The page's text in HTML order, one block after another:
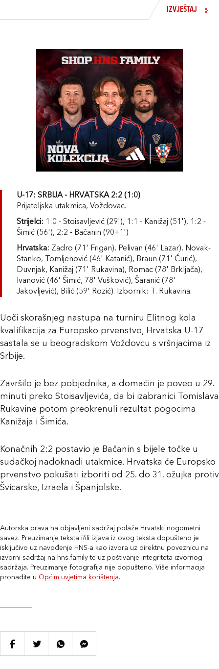
IZVJEŠTAJ
U-17: SRBIJA - HRVATSKA 2:2 (1:0)
Prijateljska utakmica, Voždovac.
Strijelci: 1:0 - Stoisavljević (29'), 1:1 - Kanižaj (51'), 1:2 -
Šimić (56'), 2:2 - Bačanin (90+1')
Hrvatska: Zadro (71' Frigan), Pelivan (46' Lazar), Novak-
Stanko, Tomljenović (46' Katanić), Braun (71' Ćurić),
Duvnjak, Kanižaj (71' Rukavina), Romac (78' Brkljača),
Ivanović (46' Šimić, 78' Vušković), Šaranić (78'
Jakovljević), Bilić (59' Rozić). Izbornik: T. Rukavina.
Uoči skorašnjeg nastupa na turniru Elitnog kola
kvalifikacija za Europsko prvenstvo, Hrvatska U-17
sastala se u beogradskom Voždovcu s vršnjacima iz
Srbije.
Završilo je bez pobjednika, a domaćin je poveo u 29.
minuti preko Stoisavljevića, da bi izabranici Tomislava
Rukavine potom preokrenuli rezultat pogocima
Kanižaja i Šimića.
Konačnih 2:2 postavio je Bačanin s bijele točke u
sudačkoj nadoknadi utakmice. Hrvatska će Europsko
prvenstvo pokušati izboriti od 25. do 31. ožujka protiv
Švicarske, Izraela i Španjolske.
Autorska prava na objavljeni sadržaj polaže Hrvatski nogometni
savez. Preuzimanje teksta i/ili izjava iz ovog teksta dopušteno je
isključivo uz navođenje HNS-a kao izvora uz direktnu poveznicu na
izvorni sadržaj na hns.family te uz poštivanje integriteta izvornog
sadržaja. Preuzimanje fotografija nije dopušteno. Više informacija
pronađite u Općim uvjetima korištenja.